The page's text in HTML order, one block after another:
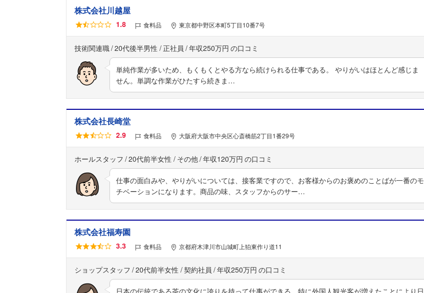
株式会社川越屋
1.8 食料品 東京都中野区本町5丁目10番7号
技術関連職 20代後半男性 正社員 年収250万円
単純作業が多いため、もくもくとやる方なら続けられる仕事である。 やりがいはほとんど感じま
せん。単調な作業がひたすら続きま…
株式会社長崎堂
2.9 食料品 大阪府大阪市中央区心斎橋筋2丁目1番29号
ホールスタッフ 20代前半女性 その他 年収120万円
仕事の面白みや、やりがいについては、接客業ですので、お客様からのお褒めのことばが一番のモ
チベーションになります。商品の味、スタッフからのサー…
株式会社福寿園
3.3 食料品 京都府木津川市山城町上狛東作り道11
ショップスタッフ 20代前半女性 契約社員 年収250万円
日本の伝統である茶の文化に誇りを持って仕事ができる。特に外国人観光客が増えたことにより日